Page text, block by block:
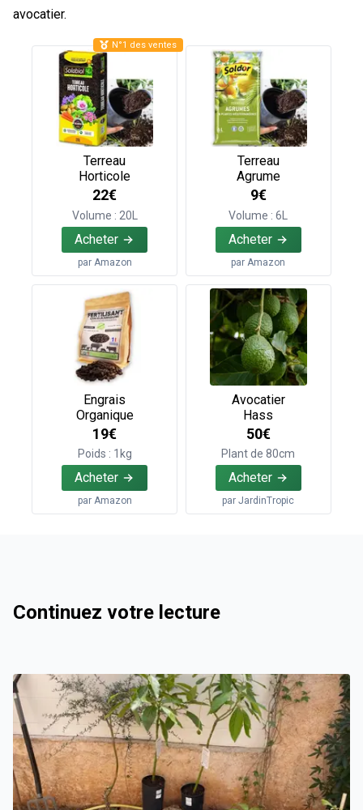
avocatier.
Terreau
Horticole
22€
Volume : 20L
Acheter
par Amazon
N°1 des ventes
Terreau
Agrume
9€
Volume : 6L
Acheter
parAmazon
Engrais
Organique
19€
Poids : 1kg
Acheter
par Amazon
Avocatier
Hass
50€
Plant de 80cm
Acheter
parJardinTropic
Continuez votre lecture